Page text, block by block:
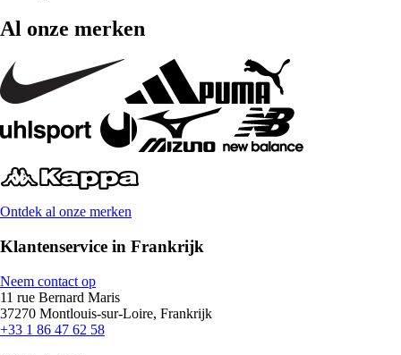
Al onze merken
Ontdek al onze merken
Klantenservice in Frankrijk
Neem contact op
11 rue Bernard Maris
37270 Montlouis-sur-Loire, Frankrijk
+33 1 86 47 62 58